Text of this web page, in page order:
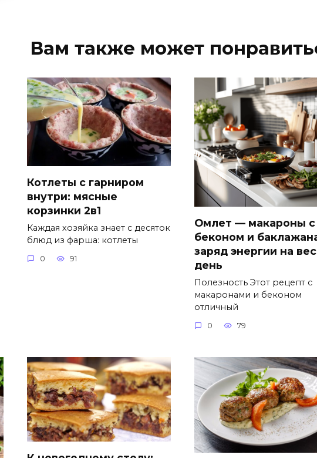
Вам также может
Котлеты с гарниром
внутри: мясные
корзинки 2в1
Каждая хозяйка знает с десяток
блюд из фарша: котлеты
0 91
Омлет — макароны с
беконом и
заряд энергии на
день
Полезность Этот рецепт с
макаронами и беконом
отличный
0 79